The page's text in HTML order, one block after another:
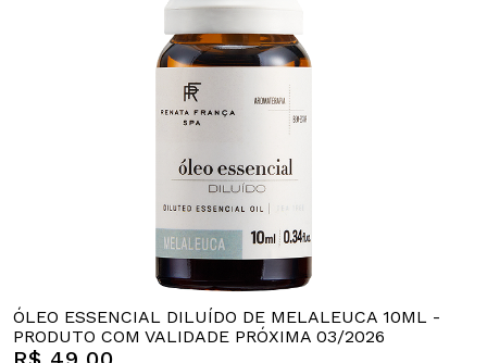
ÓLEO ESSENCIAL DILUÍDO DE MELALEUCA 10ML -
PRODUTO COM VALIDADE PRÓXIMA 03/2026